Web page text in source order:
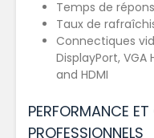
Temps de
Taux de
Connectiques
DisplayPort, VGA
and HDMI
PERFORMANCE
PROFESSIONNELS